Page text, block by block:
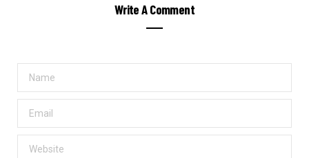
Write A Comment